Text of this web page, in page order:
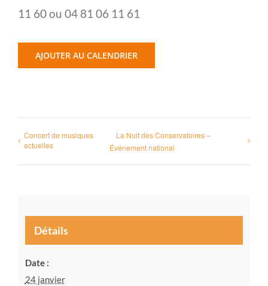
11 60 ou 04 81 06 11 61
AJOUTER AU CALENDRIER
Concert de musiques
actuelles
La Nuit des Conservatoires –
Événement national
Détails
Date :
24 janvier